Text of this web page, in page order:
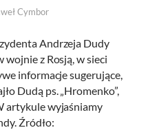
Cymbor
Andrzeja Dudy
z Rosją, w sieci
informacje sugerujące,
Dudą ps. „Hromenko”,
artykule wyjaśniamy
Źródło: